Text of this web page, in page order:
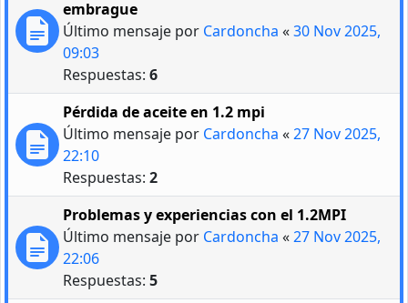
embrague
Último mensaje por Cardoncha «30 Nov 2025,
09:03
Respuestas: 6
Pérdida de aceite en 1.2 mpi
Último mensaje por Cardoncha «27 Nov 2025,
22:10
Respuestas: 2
Problemas y experiencias con el 1.2MPI
Último mensaje por Cardoncha «27 Nov 2025,
22:06
Respuestas: 5